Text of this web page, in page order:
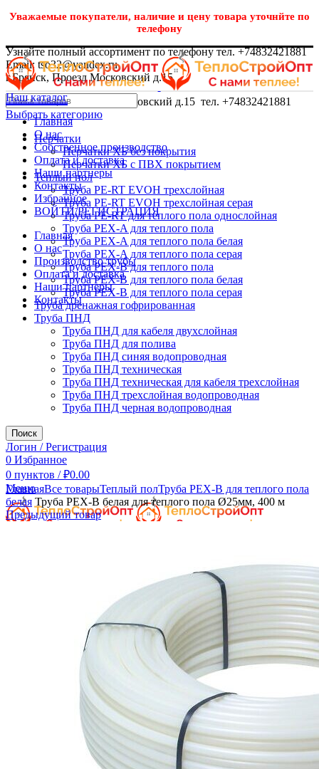
Уважаемые покупатели, наличие и цену товара уточнйте по
телефону
Узнайте полный ассортимент по телефону тел. +74832421881
Email: tso32@yandex.ru
г.Брянск, Проезд Московский д.15
г.Брянск, Проезд Московский д.15 тел. +74832421881
Выбрать категорию
Перчатки
Перчатки ХБ без покрытия
Перчатки ХБ с ПВХ покрытием
Теплый пол
Труба PE-RT EVOH трехслойная
Труба PE-RT EVOH трехслойная серая
Труба PE-RT для теплого пола однослойная
Труба PEX-A для теплого пола
Труба PEX-A для теплого пола белая
Труба PEX-A для теплого пола серая
Труба PEX-B для теплого пола
Труба PEX-B для теплого пола белая
Труба PEX-B для теплого пола серая
Труба дренажная гофрированная
Труба ПНД
Труба ПНД для кабеля двухслойная
Труба ПНД для полива
Труба ПНД синяя водопроводная
Труба ПНД техническая
Труба ПНД техническая для кабеля трехслойная
Труба ПНД трехслойная водопроводная
Труба ПНД черная водопроводная
Поиск
Логин / Регистрация
0 Избранное
0 пунктов / ₽0.00
Меню
Наш каталог
Главная
О нас
Собственное производство
Оплата и доставка
Наши партнеры
Контакты
Избранное
ВОЙТИ/РЕГИСТРАЦИЯ
Главная
О нас
Производство трубы
Оплата и доставка
Наши партнеры
Контакты
Увеличить
ГлавнаяВсе товарыТеплый полТруба PEX-B для теплого пола
белая Труба PEX-B белая для теплого пола Ø25мм, 400 м
Предыдущий товар